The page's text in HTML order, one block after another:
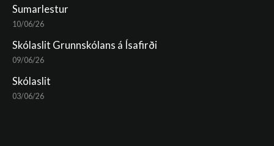
Sumarlestur
10/06/26
Skólaslit Grunnskólans á Ísafirði
09/06/26
Skólaslit
03/06/26